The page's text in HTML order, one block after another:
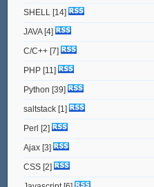
SHELL [14]
JAVA[4]
C/C++[7]
PHP[11]
Python [39]
saltstack[1]
Perl [2]
Ajax[3]
CSS[2]